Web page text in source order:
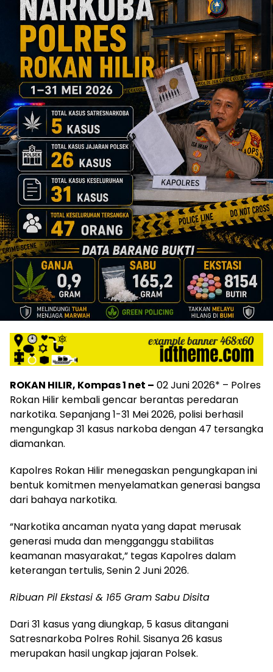
ROKAN HILIR, Kompas 1 net – 02 Juni 2026* – Polres
Rokan Hilir kembali gencar berantas peredaran
narkotika. Sepanjang 1-31 Mei 2026, polisi berhasil
mengungkap 31 kasus narkoba dengan 47 tersangka
diamankan.
Kapolres Rokan Hilir menegaskan pengungkapan ini
bentuk komitmen menyelamatkan generasi bangsa
dari bahaya narkotika.
“Narkotika ancaman nyata yang dapat merusak
generasi muda dan mengganggu stabilitas
keamanan masyarakat,” tegas Kapolres dalam
keterangan tertulis, Senin 2 Juni 2026.
Ribuan Pil Ekstasi & 165 Gram Sabu Disita
Dari 31 kasus yang diungkap, 5 kasus ditangani
Satresnarkoba Polres Rohil. Sisanya 26 kasus
merupakan hasil ungkap jajaran Polsek.